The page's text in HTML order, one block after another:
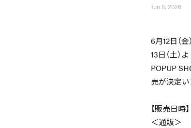
Jun 8, 2026
6月12日（
13日（土）
POPUP
売が決定
【販売日時】
＜通販＞